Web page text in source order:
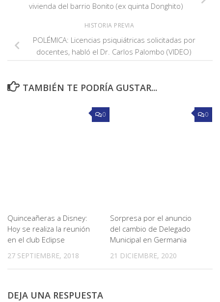
vivienda del barrio Bonito (ex quinta Donghito)
HISTORIA PREVIA
POLÉMICA: Licencias psiquiátricas solicitadas por
docentes, habló el Dr. Carlos Palombo (VIDEO)
TAMBIÉN TE PODRÍA GUSTAR...
0
Quinceañeras a Disney:
Hoy se realiza la reunión
en el club Eclipse
27 SEPTIEMBRE, 2018
0
Sorpresa por el anuncio
del cambio de Delegado
Municipal en Germania
21 DICIEMBRE, 2020
DEJA UNA RESPUESTA